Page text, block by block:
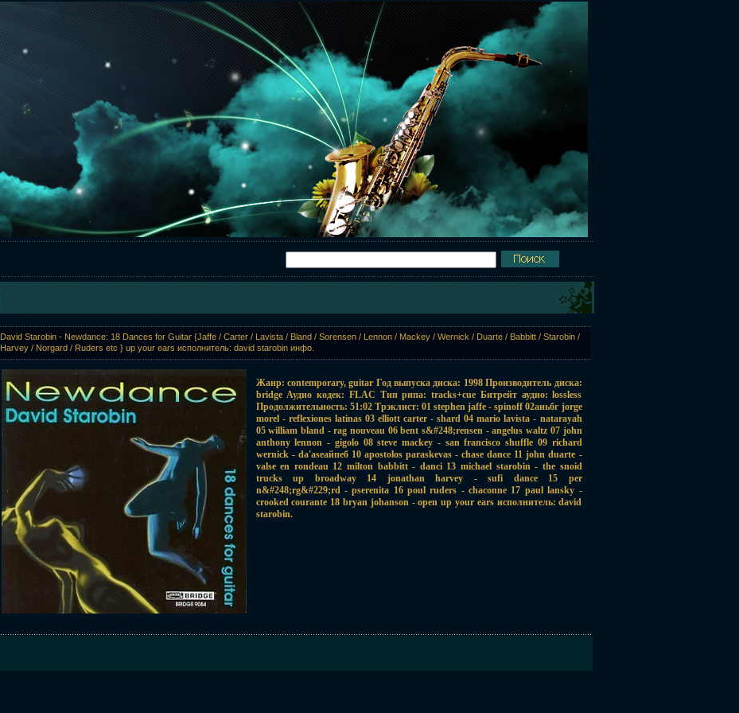
David Starobin - Newdance: 18 Dances for Guitar {Jaffe / Carter / Lavista / Bland / Sorensen / Lennon / Mackey / Wernick / Duarte / Babbitt / Starobin /
Harvey / Norgard / Ruders etc } up your ears исполнитель: david starobin инфо.
Жанр: contemporary, guitar Год выпуска диска: 1998 Производитель диска:
bridge Аудио кодек: FLAC Тип рипа: tracks+cue Битрейт аудио: lossless
Продолжительность: 51:02 Трэклист: 01 stephen jaffe - spinoff 02аиьбг jorge
morel - reflexiones latinas 03 elliott carter - shard 04 mario lavista - natarayah
05 william bland - rag nouveau 06 bent s&#248;rensen - angelus waltz 07 john
anthony lennon - gigolo 08 steve mackey - san francisco shuffle 09 richard
wernick - da'aseайпеб 10 apostolos paraskevas - chase dance 11 john duarte -
valse en rondeau 12 milton babbitt - danci 13 michael starobin - the snoid
trucks up broadway 14 jonathan harvey - sufi dance 15 per
n&#248;rg&#229;rd - pserenita 16 poul ruders - chaconne 17 paul lansky -
crooked courante 18 bryan johanson - open up your ears исполнитель: david
starobin.